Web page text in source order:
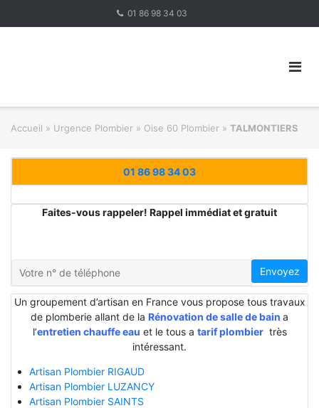
01 86 98 34 03
Accueil » Urgence Plombier » Oise 60 Plombier » TALMONTIERS
01 86 98 34 03
Faites-vous rappeler! Rappel immédiat et gratuit
Envoyez
Un groupement d’artisan en France vous propose tous travaux
de plomberie allant de la Rénovation de salle de bain a
l’entretien chauffe eau et le tous a tarif plombiertrès
intéressant.
Artisan Plombier RIGAUD
Artisan Plombier LUZANCY
Artisan Plombier SAINTS